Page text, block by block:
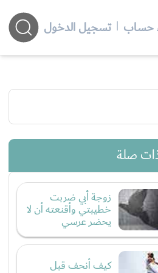
حساب | تسجيل الدخول
صلة
زوجة أبي ضربت
خطيبتي وأقنعته أن لا
يحضر عرسي
كيف أنحف قبل